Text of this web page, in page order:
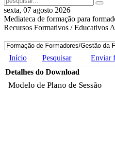
sexta, 07 agosto 2026
Mediateca de formação para
Recursos Formativos / Educativos
Início Pesquisar Enviar
Detalhes do Download
Modelo de Plano de Sessão